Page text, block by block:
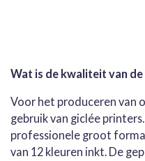
Wat is de kwaliteit van
Voor het produceren van
gebruik van giclée
professionele groot
van 12 kleuren inkt. De